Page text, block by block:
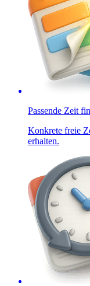
Passende Zeit
Konkrete freie
erhalten.